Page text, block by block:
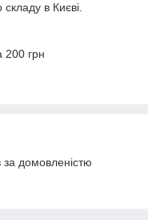
в Києві.
200 грн
домовленістю